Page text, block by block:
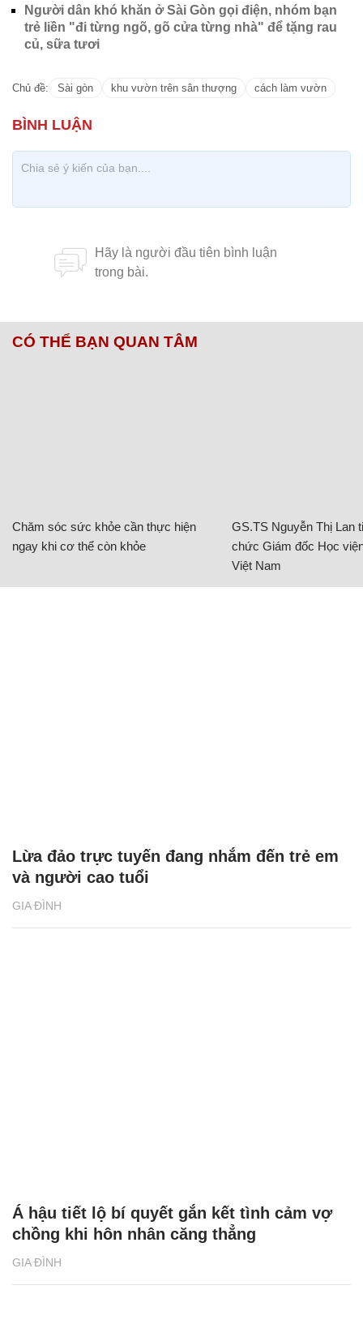
Người dân khó khăn ở Sài Gòn gọi điện, nhóm bạn
trẻ liền "đi từng ngõ, gõ cửa từng nhà" để tặng rau
củ, sữa tươi
Chủ đề: Sài gòn khu vườn trên sân thượng cách làm vườn
CÓ THỂ BẠN QUAN TÂM
Chăm sóc sức khỏe cần thực hiện
ngay khi cơ thể còn khỏe
GS.TS Nguyễn Thị Lan
chức Giám đốc Học
Việt Nam
GIA ĐÌNH
Lừa đảo trực tuyến đang nhắm đến trẻ em
và người cao tuổi
GIA ĐÌNH
Á hậu tiết lộ bí quyết gắn kết tình cảm vợ
chồng khi hôn nhân căng thẳng